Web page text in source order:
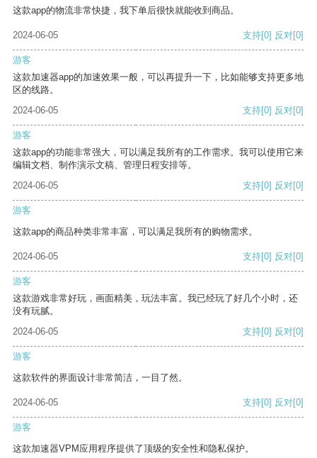
这款app的物流非常快捷，我下单后很快就能收到商品。
2024-06-05 支持[0] 反对[0]
游客
这款加速器app的加速效果一般，可以再提升一下，比如能够支持更多地
区的线路。
2024-06-05
支持[0] 反对[0]
游客
这款app的功能非常强大，可以满足我所有的工作需求。我可以使用它来
编辑文档、制作演示文稿、管理日程安排等。
2024-06-05
支持[0] 反对[0]
游客
这款app的商品种类非常丰富，可以满足我所有的购物需求。
2024-06-05 支持[0] 反对[0]
游客
这款游戏非常好玩，画面精美，玩法丰富。我已经玩了好几个小时，还
没有玩腻。
2024-06-05
支持[0] 反对[0]
游客
这款软件的界面设计非常简洁，一目了然。
2024-06-05 支持[0] 反对[0]
游客
这款加速器VPM应用程序提供了顶级的安全性和隐私保护。